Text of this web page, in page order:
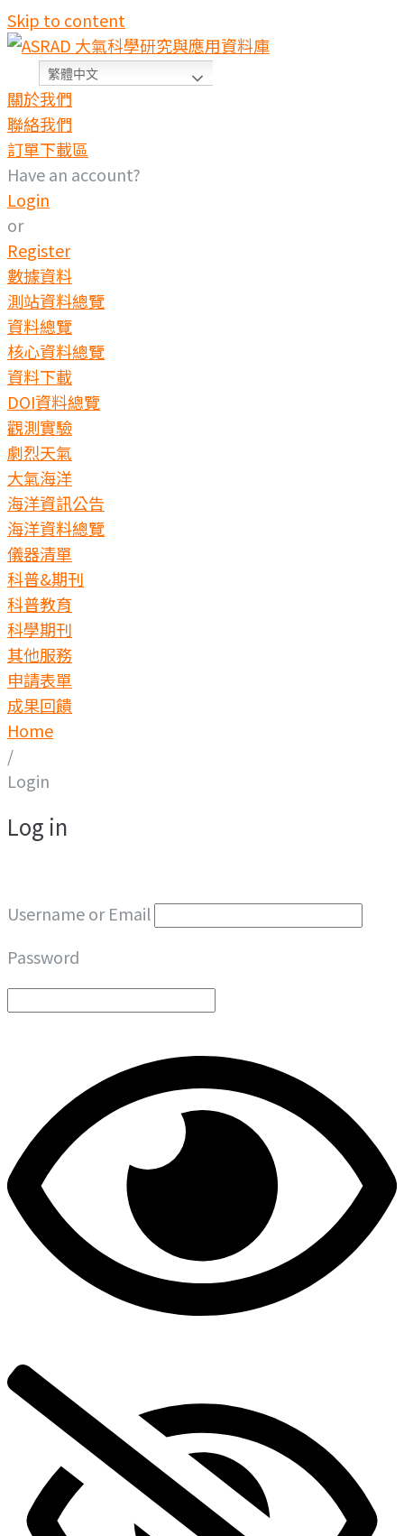
Skip to content
繁體中文
關於我們
聯絡我們
訂單下載區
Have an account?
Login
or
Register
數據資料
測站資料總覽
資料總覽
核心資料總覽
資料下載
DOI資料總覽
觀測實驗
劇烈天氣
大氣海洋
海洋資訊公告
海洋資料總覽
儀器清單
科普&期刊
科普教育
科學期刊
其他服務
申請表單
成果回饋
Home
/
Login
Log in
Username or Email
Password